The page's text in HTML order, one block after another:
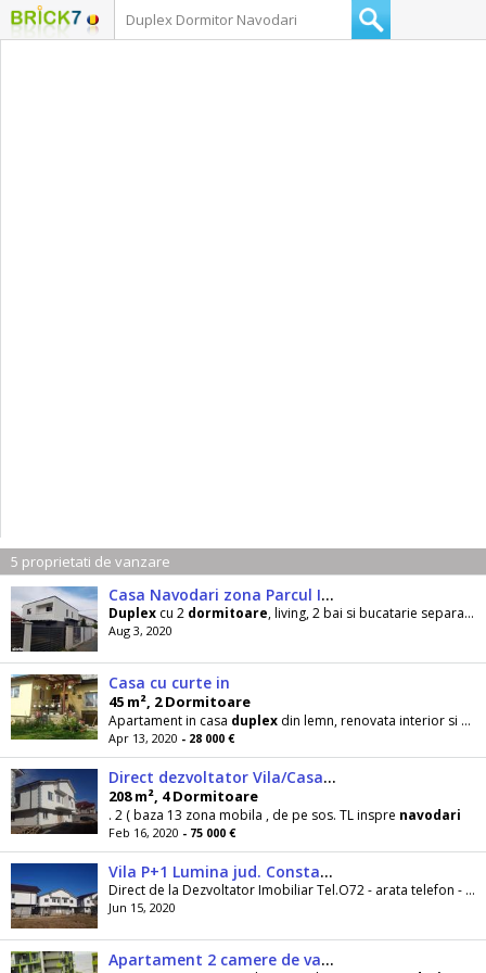
5 proprietati de vanzare
Casa Navodari zona Parcul Ion Dobre
Duplex cu 2 dormitoare, living, 2 bai si bucatarie separata de living. cu toate utilitatile: apa
Aug 3, 2020
Casa cu curte in
45 m², 2 Dormitoare
Apartament in casa duplex din lemn, renovata interior si exterior in 2019 de vanzare in Vatra
Apr 13, 2020 - 28 000 €
Direct dezvoltator Vila/Casa P+1 com
208 m², 4 Dormitoare
. 2 ( baza 13 zona mobila , de pe sos. TL inspre navodari
Feb 16, 2020 - 75 000 €
Vila P+1 Lumina jud. Constanta
Direct de la Dezvoltator Imobiliar Tel.O72 - arata telefon - Tel.O72 - arata telefon - Acte obtinute Receptie finala , Certificat de Atestare. Acte...
Jun 15, 2020
Apartament 2 camere de vanzare, Mamaia Nord , Alezzi Beach Resort